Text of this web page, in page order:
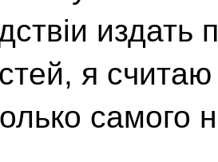
издать
я
самого